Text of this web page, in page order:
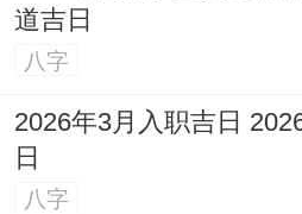
道吉日
八字
2026年3月入职吉日
日
八字